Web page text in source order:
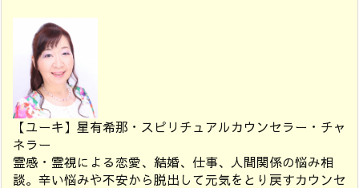
【ユーキ】星有希那・スピリチュアルカウンセラー・チャ
ネラー
霊感・霊視による恋愛、結婚、仕事、人間関係の悩み相
談。辛い悩みや不安から脱出して元気をとり戻すカウンセ